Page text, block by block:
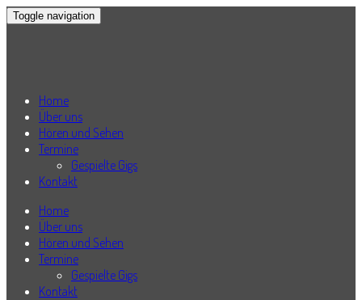
Toggle navigation
Home
Über uns
Hören und Sehen
Termine
Gespielte Gigs
Kontakt
Home
Über uns
Hören und Sehen
Termine
Gespielte Gigs
Kontakt